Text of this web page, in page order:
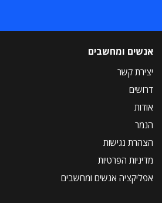
אנשים ומחשבים
יצירת קשר
דרושים
אודות
הנמר
הצהרת נגישות
מדיניות הפרטיות
אפליקציה אנשים ומחשבים